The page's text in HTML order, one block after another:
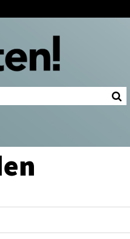
Ingelogd blijven